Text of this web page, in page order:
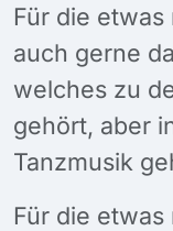
Für die
auch gerne
welches zu
gehört, aber
Tanzmusik
Für die